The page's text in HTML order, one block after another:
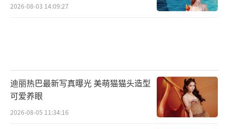
长期慢性炎症会导致胃黏膜细胞被肠型上
皮细胞替代（肠上皮化生），进一步发展为细
胞形态和结构异常（异型增生），这是胃癌的
重要癌前病变。
2026-08-03 14:09:27
迪丽热巴最新写真曝光 美萌猫猫头造型
可爱养眼
2026-08-05 11:34:16